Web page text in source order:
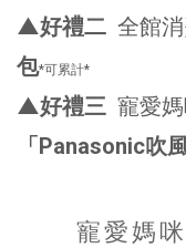
▲好禮二 全館
包*可累計*
▲好禮三 寵愛
「Panasonic吹
寵愛媽